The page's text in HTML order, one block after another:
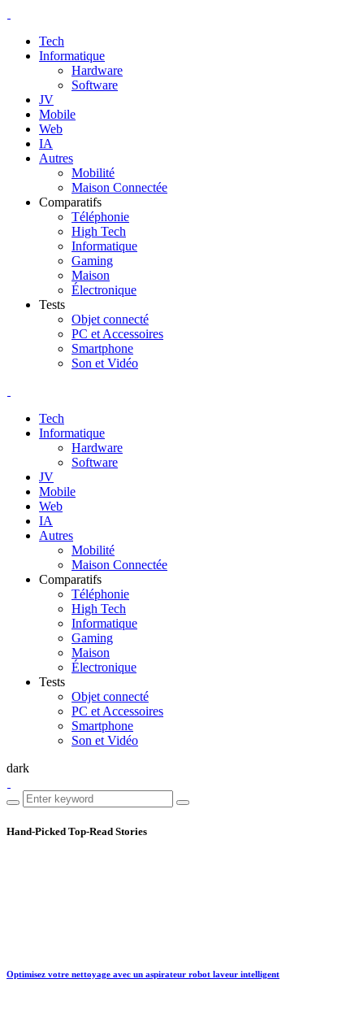
Tech
Informatique
Hardware
Software
JV
Mobile
Web
IA
Autres
Mobilité
Maison Connectée
Comparatifs
Téléphonie
High Tech
Informatique
Gaming
Maison
Électronique
Tests
Objet connecté
PC et Accessoires
Smartphone
Son et Vidéo
Tech
Informatique
Hardware
Software
JV
Mobile
Web
IA
Autres
Mobilité
Maison Connectée
Comparatifs
Téléphonie
High Tech
Informatique
Gaming
Maison
Électronique
Tests
Objet connecté
PC et Accessoires
Smartphone
Son et Vidéo
dark
Hand-Picked Top-Read Stories
Optimisez votre nettoyage avec un aspirateur robot laveur intelligent